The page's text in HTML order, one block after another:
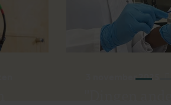
3 november 2025